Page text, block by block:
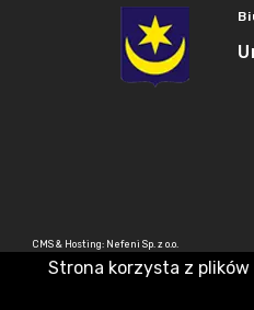
CMS & Hosting: Nefeni Sp. z o.o.
Strona korzysta z